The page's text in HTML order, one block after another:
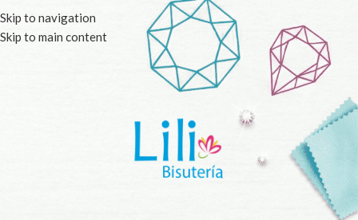
Skip to navigation
Skip to main content